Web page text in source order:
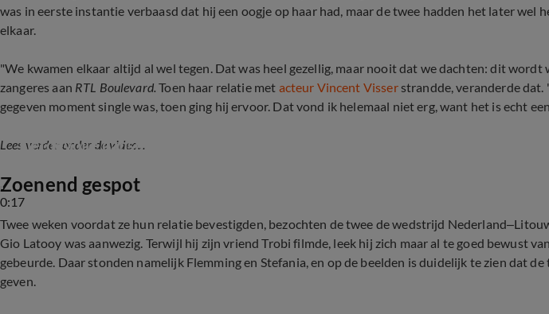
was in eerste instantie verbaasd dat hij een oogje op haar had, maar de twee hadden het later wel
elkaar.
"We kwamen elkaar altijd al wel tegen. Dat was heel gezellig, maar nooit dat we dachten: dit wordt
zangeres aan RTL Boulevard.Toen haar relatie met acteur Vincent Visserstrandde, veranderde dat.
gegeven moment single was, toen ging hij ervoor. Dat vond ik helemaal niet erg, want het is echt
Lees verder onder de video...
0:17
Liefdevolle danspartij Flemming en Stefania Liberakakis
Zoenend gespot
Twee weken voordat ze hun relatie bevestigden, bezochten de twee de wedstrijd
Gio Latooy was aanwezig. Terwijl hij zijn vriend Trobi filmde, leek hij zich maar al te goed bewust
gebeurde. Daar stonden namelijk Flemming en Stefania, en op de beelden is duidelijk te zien dat de
geven.